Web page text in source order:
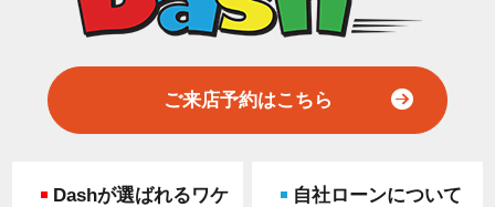
ご来店予約はこちら
Dashが選ばれるワケ 自社ローンについて